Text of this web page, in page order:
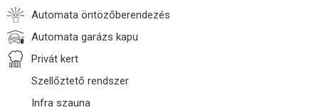
Automata öntözőberendezés
Automata garázs kapu
Privát kert
Szellőztető rendszer
Infra szauna